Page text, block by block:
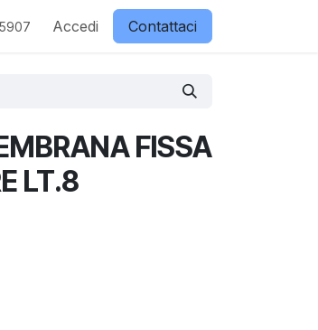
Contattaci Negozio
Accedi Contattaci
FISSA
LT.8